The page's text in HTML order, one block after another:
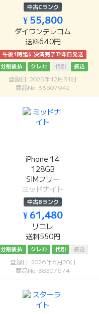
中古Cランク
¥ 55,800
ダイワンテレコム
送料640円
午後1時迄に決済完了で即日発送
分割後払
クレカ 代引 振込
登録日: 2025年12月31日
商品No: 33507942
iPhone 14
128GB
SIMフリー
ミッドナイト
中古Bランク
¥ 61,480
リコレ
送料550円
分割後払 クレカ 代引 振込
登録日: 2026年6月20日
商品No: 38307674